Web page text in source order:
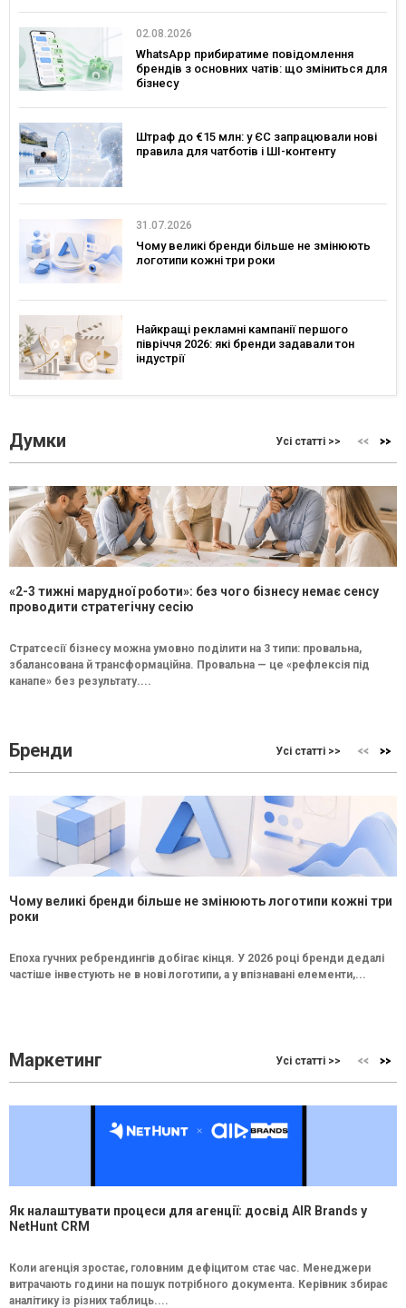
02.08.2026
WhatsApp прибиратиме повідомлення
брендів з основних чатів: що зміниться для
бізнесу
Штраф до €15 млн: у ЄС запрацювали нові
правила для чатботів і ШІ-контенту
31.07.2026
Чому великі бренди більше не змінюють
логотипи кожні три роки
Найкращі рекламні кампанії першого
півріччя 2026: які бренди задавали тон
індустрії
Думки Усі статті >>
«2-3 тижні марудної роботи»: без чого бізнесу немає сенсу
проводити стратегічну сесію
Стратсесії бізнесу можна умовно поділити на 3 типи: провальна,
збалансована й трансформаційна. Провальна — це «рефлексія під
канапе» без результату....
Бренди Усі статті >>
Чому великі бренди більше не змінюють логотипи кожні три
роки
Епоха гучних ребрендингів добігає кінця. У 2026 році бренди дедалі
частіше інвестують не в нові логотипи, а у впізнавані елементи,...
Маркетинг Усі статті >>
Як налаштувати процеси для агенції: досвід AIR Brands у
NetHunt CRM
Коли агенція зростає, головним дефіцитом стає час. Менеджери
витрачають години на пошук потрібного документа. Керівник збирає
аналітику із різних таблиць....